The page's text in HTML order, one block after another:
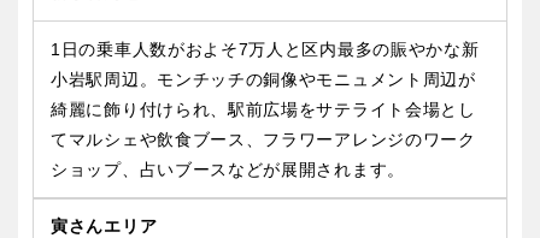
1日の乗車人数がおよそ7万人と区内最多の賑やかな新
小岩駅周辺。モンチッチの銅像やモニュメント周辺が
綺麗に飾り付けられ、駅前広場をサテライト会場とし
てマルシェや飲食ブース、フラワーアレンジのワーク
ショップ、占いブースなどが展開されます。
寅さんエリア